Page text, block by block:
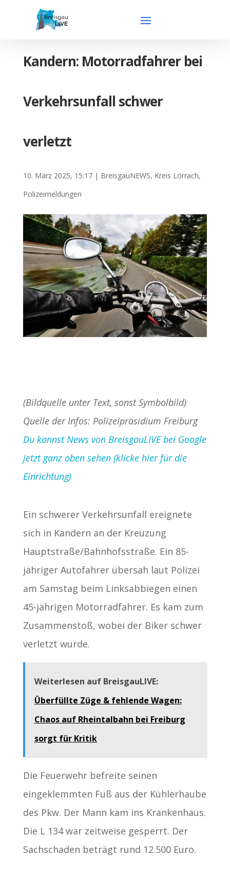
Kandern: Motorradfahrer bei
Verkehrsunfall schwer
verletzt
10. März 2025, 15:17| BreisgauNEWS, Kreis Lörrach,
Polizeimeldungen
(Bildquelle unter Text, sonst Symbolbild)
Quelle der Infos: Polizeipräsidium Freiburg
Du kannst News von BreisgauLIVE bei Google
jetzt ganz oben sehen (klicke hier für die
Einrichtung)
Ein schwerer Verkehrsunfall ereignete
sich in Kandern an der Kreuzung
Hauptstraße/Bahnhofsstraße. Ein 85-
jähriger Autofahrer übersah laut Polizei
am Samstag beim Linksabbiegen einen
45-jährigen Motorradfahrer. Es kam zum
Zusammenstoß, wobei der Biker schwer
verletzt wurde.
Weiterlesen auf BreisgauLIVE:
Überfüllte Züge & fehlende Wagen:
Chaos auf Rheintalbahn bei Freiburg
sorgt für Kritik
Die Feuerwehr befreite seinen
eingeklemmten Fuß aus der Kühlerhaube
des Pkw. Der Mann kam ins Krankenhaus.
Die L 134 war zeitweise gesperrt. Der
Sachschaden beträgt rund 12.500 Euro.